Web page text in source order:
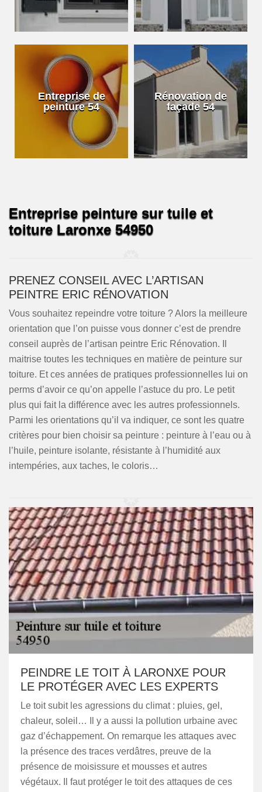
Entreprise de
peinture 54
Rénovation de
façade 54
Entreprise peinture sur tuile et
toiture Laronxe 54950
PRENEZ CONSEIL AVEC L’ARTISAN
PEINTRE ERIC RÉNOVATION
Vous souhaitez repeindre votre toiture ? Alors la meilleure
orientation que l’on puisse vous donner c’est de prendre
conseil auprès de l’artisan peintre Eric Rénovation. Il
maitrise toutes les techniques en matière de peinture sur
toiture. Et ces années de pratiques professionnelles lui on
perms d’avoir ce qu’on appelle l’astuce du pro. Le petit
plus qui fait la différence avec les autres professionnels.
Parmi les orientations qu’il va indiquer, ce sont les quatre
critères pour bien choisir sa peinture : peinture à l’eau ou à
l’huile, peinture isolante, résistante à l’humidité aux
intempéries, aux taches, le coloris…
PEINDRE LE TOIT À LARONXE POUR
LE PROTÉGER AVEC LES EXPERTS
Le toit subit les agressions du climat : pluies, gel,
chaleur, soleil… Il y a aussi la pollution urbaine avec
gaz d’échappement. On remarque les attaques avec
la présence des traces verdâtres, preuve de la
présence de moisissure et mousses et autres
végétaux. Il faut protéger le toit des attaques de ces